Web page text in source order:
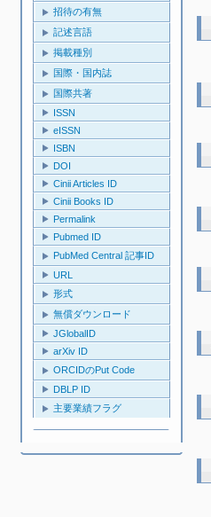
招待の有無
記述言語
掲載種別
国際・国内誌
国際共著
ISSN
eISSN
ISBN
DOI
Cinii Articles ID
Cinii Books ID
Permalink
Pubmed ID
PubMed Central 記事ID
URL
形式
無償ダウンロード
JGlobalID
arXiv ID
ORCIDのPut Code
DBLP ID
主要業績フラグ